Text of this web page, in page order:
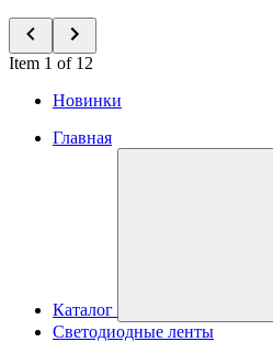
Item 1 of 12
Новинки
Главная
Каталог
Светодиодные ленты